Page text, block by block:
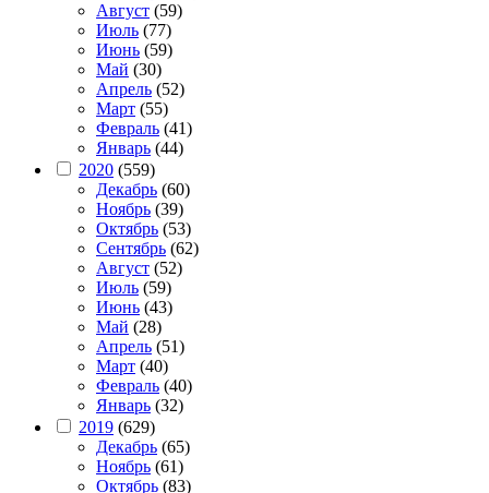
Август (59)
Июль (77)
Июнь (59)
Май (30)
Апрель (52)
Март (55)
Февраль (41)
Январь (44)
2020 (559)
Декабрь (60)
Ноябрь (39)
Октябрь (53)
Сентябрь (62)
Август (52)
Июль (59)
Июнь (43)
Май (28)
Апрель (51)
Март (40)
Февраль (40)
Январь (32)
2019 (629)
Декабрь (65)
Ноябрь (61)
Октябрь (83)